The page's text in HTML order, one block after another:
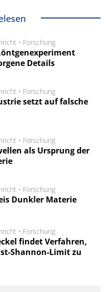
• Forschung
Details
• Forschung
setzt auf falsche
• Forschung
als Ursprung der
• Forschung
Dunkler Materie
• Forschung
findet Verfahren,
Shannon-Limit zu